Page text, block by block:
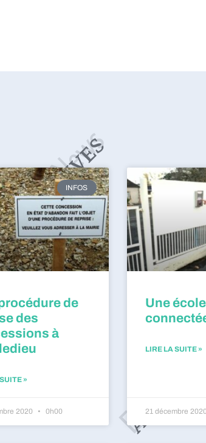
INFOS
de
des
à
»
2020 0h00
Une école
LIRE LA SUITE »
21 décembre 2020